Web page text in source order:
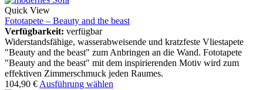
Quick View
Fototapete – Beauty and the beast
Verfügbarkeit: verfügbar
Widerstandsfähige, wasserabweisende und kratzfeste Vliestapete
"Beauty and the beast" zum Anbringen an die Wand. Fototapete
"Beauty and the beast" mit dem inspirierenden Motiv wird zum
effektiven Zimmerschmuck jeden Raumes.
104,90 € Ausführung wählen